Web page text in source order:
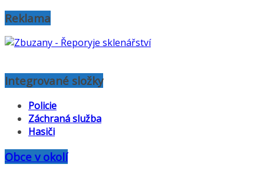
Reklama
Integrované složky
Policie
Záchraná služba
Hasiči
Obce v okolí